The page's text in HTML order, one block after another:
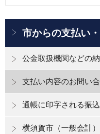
市からの支払い
公金取扱機関などの
支払い内容のお問い
通帳に印字される振
横須賀市（一般会計